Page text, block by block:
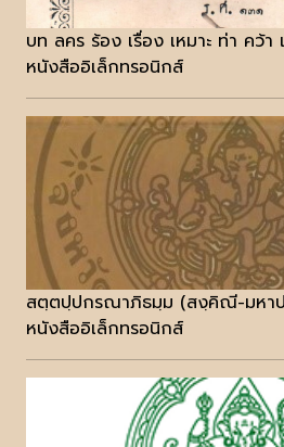
บท ลคร ร้อง เรื่อง เหมาะ ท่า คว้า
หนังสืออิเล็กทรอนิกส์
สตฺตปฺปกรณาภิธมฺม (สงฺคิณี-มหา
หนังสืออิเล็กทรอนิกส์